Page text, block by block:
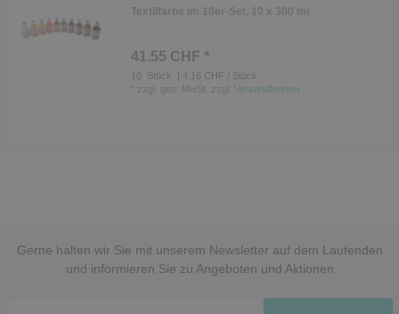
Textilfarbe im 10er-Set, 10 x 300 ml
41.55 CHF *
10 Stück
| 4.16 CHF / Stück
zzgl. ges. MwSt. zzgl. Versandkosten
Gerne halten wir Sie mit unserem Newsletter auf dem Laufenden
und informieren Sie zu Angeboten und Aktionen